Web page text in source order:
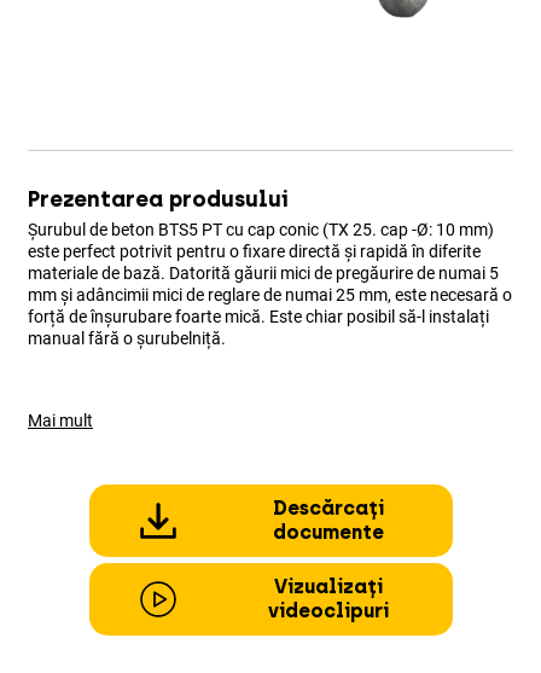
Prezentarea produsului
Șurubul de beton BTS5 PT cu cap conic (TX 25. cap -Ø: 10 mm)
este perfect potrivit pentru o fixare directă și rapidă în diferite
materiale de bază. Datorită găurii mici de pregăurire de numai 5
mm și adâncimii mici de reglare de numai 25 mm, este necesară o
forță de înșurubare foarte mică. Este chiar posibil să-l instalați
manual fără o șurubelniță.
Mai mult
Descărcați
documente
Vizualizați
videoclipuri